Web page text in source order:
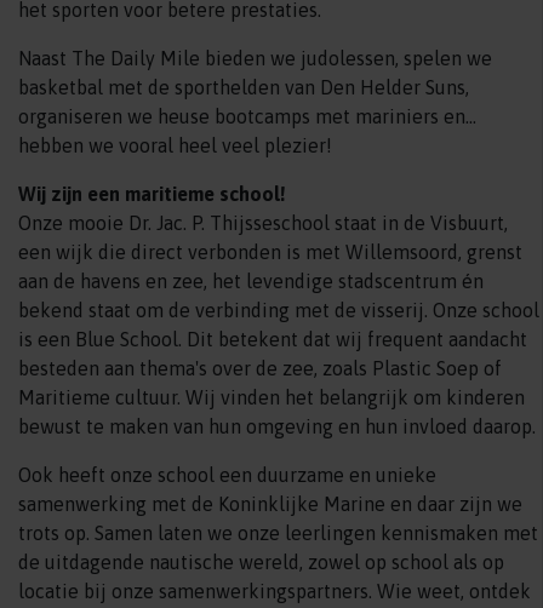
het sporten voor betere prestaties.
Naast The Daily Mile bieden we judolessen, spelen we
basketbal met de sporthelden van Den Helder Suns,
organiseren we heuse bootcamps met mariniers en...
hebben we vooral heel veel plezier!
Wij zijn een maritieme school!
Onze mooie Dr. Jac. P. Thijsseschool staat in de Visbuurt,
een wijk die direct verbonden is met Willemsoord, grenst
aan de havens en zee, het levendige stadscentrum én
bekend staat om de verbinding met de visserij. Onze school
is een Blue School. Dit betekent dat wij frequent aandacht
besteden aan thema's over de zee, zoals Plastic Soep of
Maritieme cultuur. Wij vinden het belangrijk om kinderen
bewust te maken van hun omgeving en hun invloed daarop.
Ook heeft onze school een duurzame en unieke
samenwerking met de Koninklijke Marine en daar zijn we
trots op. Samen laten we onze leerlingen kennismaken met
de uitdagende nautische wereld, zowel op school als op
locatie bij onze samenwerkingspartners. Wie weet, ontdek